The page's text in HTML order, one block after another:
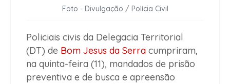
Foto - Divulgação / Polícia Civil
Policiais civis da Delegacia Territorial
(DT) de Bom Jesus da Serra cumpriram,
na quinta-feira (11), mandados de prisão
preventiva e de busca e apreensão